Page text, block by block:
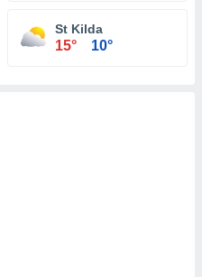
St Kilda
15° 10°